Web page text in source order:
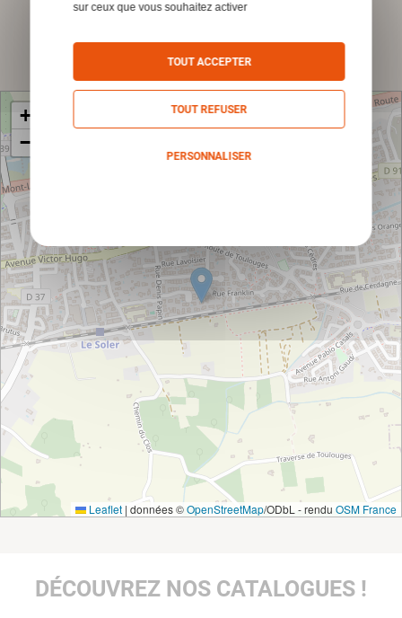
Envoyer
+
−
Leaflet | données ©OpenStreetMap/ODbL - rendu OSM France
DÉCOUVREZ NOS CATALOGUES !
sur ceux que vous souhaitez activer
TOUT ACCEPTER
TOUT REFUSER
PERSONNALISER